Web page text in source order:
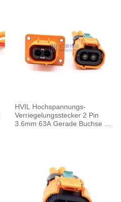
HVIL Hochspannungs-
Verriegelungsstecker 2 Pin
3.6mm 63A Gerade Buchse A